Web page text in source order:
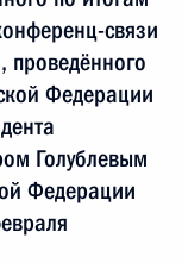
связи
проведённого
Федерации
Голублевым
Федерации